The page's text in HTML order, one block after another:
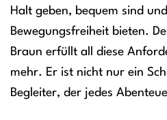
Halt geben, bequem sind
Bewegungsfreiheit bieten.
Braun erfüllt all diese
mehr. Er ist nicht nur ein
Begleiter, der jedes